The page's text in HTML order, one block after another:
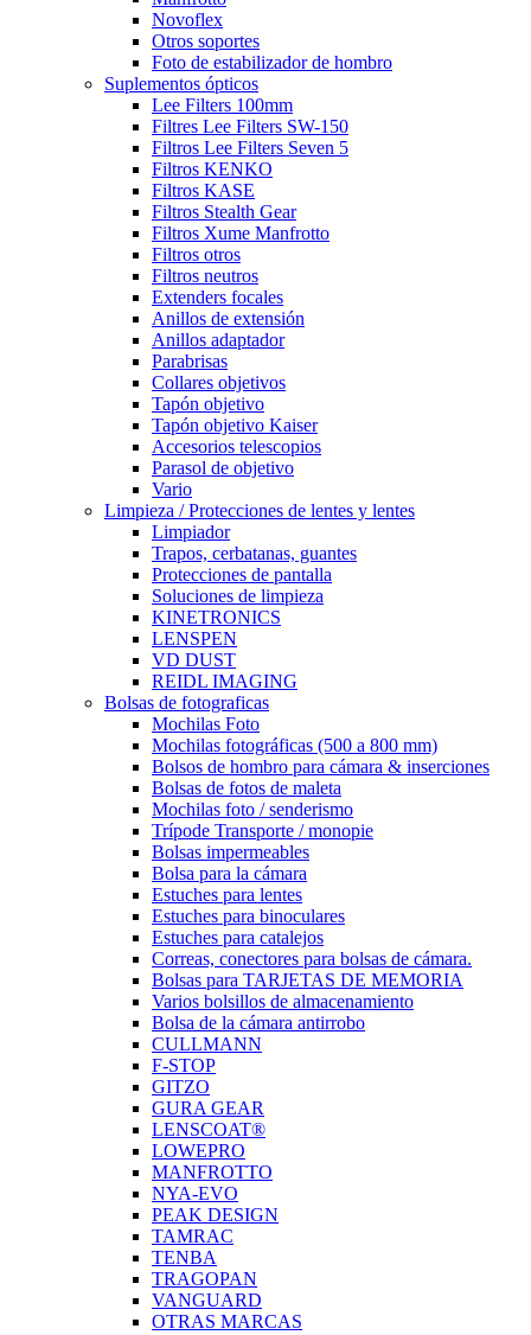
Novoflex
Otros soportes
Foto de estabilizador de hombro
Suplementos ópticos
Lee Filters 100mm
Filtres Lee Filters SW-150
Filtros Lee Filters Seven 5
Filtros KENKO
Filtros KASE
Filtros Stealth Gear
Filtros Xume Manfrotto
Filtros otros
Filtros neutros
Extenders focales
Anillos de extensión
Anillos adaptador
Parabrisas
Collares objetivos
Tapón objetivo
Tapón objetivo Kaiser
Accesorios telescopios
Parasol de objetivo
Vario
Limpieza / Protecciones de lentes y lentes
Limpiador
Trapos, cerbatanas, guantes
Protecciones de pantalla
Soluciones de limpieza
KINETRONICS
LENSPEN
VD DUST
REIDL IMAGING
Bolsas de fotograficas
Mochilas Foto
Mochilas fotográficas (500 a 800 mm)
Bolsos de hombro para cámara & inserciones
Bolsas de fotos de maleta
Mochilas foto / senderismo
Trípode Transporte / monopie
Bolsas impermeables
Bolsa para la cámara
Estuches para lentes
Estuches para binoculares
Estuches para catalejos
Correas, conectores para bolsas de cámara.
Bolsas para TARJETAS DE MEMORIA
Varios bolsillos de almacenamiento
Bolsa de la cámara antirrobo
CULLMANN
F-STOP
GITZO
GURA GEAR
LENSCOAT®
LOWEPRO
MANFROTTO
NYA-EVO
PEAK DESIGN
TAMRAC
TENBA
TRAGOPAN
VANGUARD
OTRAS MARCAS